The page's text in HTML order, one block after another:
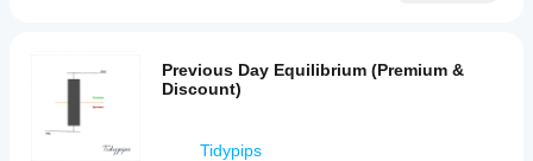
Previous Day Equilibrium (Premium &
Discount)
Tidypips